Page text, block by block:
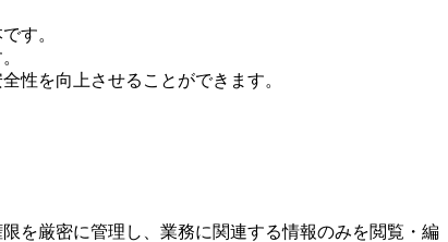
す。
性を向上させることができます。
を厳密に管理し、業務に関連する情報のみを閲覧・編